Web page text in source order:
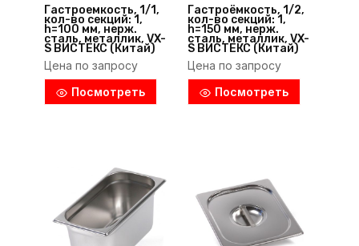
Гастроемкость, 1/1,
кол-во секций: 1,
h=100 мм, нерж.
сталь, металлик, VX-
S ВИСТЕКС (Китай)
Цена по запросу
Посмотреть
Гастроёмкость, 1/2,
кол-во секций: 1,
h=150 мм, нерж.
сталь, металлик, VX-
S ВИСТЕКС (Китай)
Цена по запросу
Посмотреть